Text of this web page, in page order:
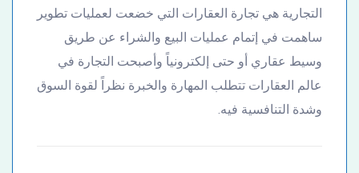
التجارية هي تجارة العقارات التي خضعت لعمليات تطوير
ساهمت في إتمام عمليات البيع والشراء عن طريق
وسيط عقاري أو حتى إلكترونياً وأصبحت التجارة في
عالم العقارات تتطلب المهارة والخبرة نظراً لقوة السوق
وشدة التنافسية فيه.